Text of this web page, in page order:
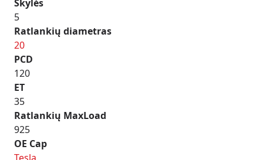
Skylės
5
Ratlankių diametras
20
PCD
120
ET
35
Ratlankių MaxLoad
925
OE Cap